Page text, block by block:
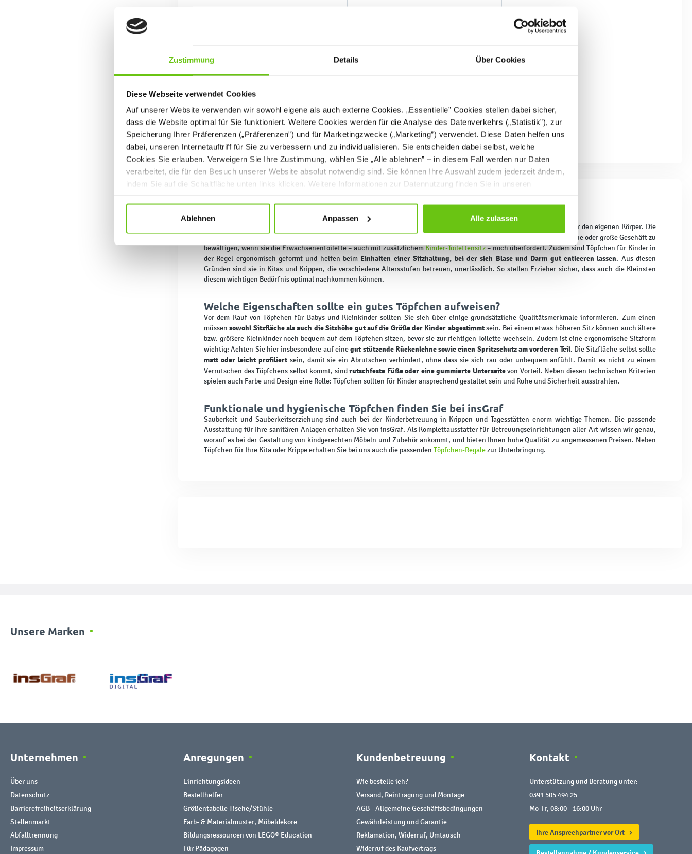
Zustimmung Details Über Cookies
Diese Webseite verwendet Cookies
Auf unserer Website verwenden wir sowohl eigene als auch externe Cookies. „Essentielle” Cookies stellen dabei sicher,
dass die Website optimal für Sie funktioniert. Weitere Cookies werden für die Analyse des Datenverkehrs („Statistik”), zur
Speicherung Ihrer Präferenzen („Präferenzen”) und für Marketingzwecke („Marketing”) verwendet. Diese Daten helfen uns
dabei, unseren Internetauftriff für Sie zu verbessern und zu individualisieren. Sie entscheiden dabei selbst, welche
Cookies Sie erlauben. Verweigern Sie Ihre Zustimmung, wählen Sie „Alle ablehnen” – in diesem Fall werden nur Daten
verarbeitet, die für den Besuch unserer Website absolut notwendig sind. Sie können Ihre Auswahl zudem jederzeit ändern,
indem Sie auf die Schaltfläche unten links klicken. Weitere Informationen zur Datennutzung finden Sie in unseren
Datenschutzrichtlinien.
Ablehnen Anpassen Alle zulassen
Jedes Bad für kleine Kinder braucht ein Töpfchen
Nach Windeln und Trainingshosen ist das Töpfchen der nächste Schritt in Richtung Selbstständigkeit und Kontrolle über den eigenen Körper. Die
und helfen ihnen dabei, das kleine oder große Geschäft zu
bewältigen, wenn sie die Erwachsenentoilette – auch mit zusätzlichemKinder-Toilettensitz– noch überfordert. Zudem sind Töpfchen für Kinder in
der Regel ergonomisch geformt und helfen beim Einhalten einer Sitzhaltung, bei der sich Blase und Darm gut entleeren lassen. Aus diesen
Gründen sind sie in Kitas und Krippen, die verschiedene Altersstufen betreuen, unerlässlich. So stellen Erzieher sicher, dass auch die Kleinsten
diesem wichtigen Bedürfnis optimal nachkommen können.
Welche Eigenschaften sollte ein gutes Töpfchen aufweisen?
Vor dem Kauf von Töpfchen für Babys und Kleinkinder sollten Sie sich über einige grundsätzliche Qualitätsmerkmale informieren. Zum einen
müssensowohl Sitzfläche als auch die Sitzhöhe gut auf die Größe der Kinder abgestimmtsein. Bei einem etwas höheren Sitz können auch ältere
bzw. größere Kleinkinder noch bequem auf dem Töpfchen sitzen, bevor sie zur richtigen Toilette wechseln. Zudem ist eine ergonomische Sitzform
wichtig: Achten Sie hier insbesondere auf einegut stützende Rückenlehne sowie einen Spritzschutz am vorderen Teil. Die Sitzfläche selbst sollte
matt oder leicht profiliert sein, damit sie ein Abrutschen verhindert, ohne dass sie sich rau oder unbequem anfühlt. Damit es nicht zu einem
Verrutschen des Töpfchens selbst kommt, sindrutschfeste Füße oder eine gummierte Unterseitevon Vorteil. Neben diesen technischen Kriterien
spielen auch Farbe und Design eine Rolle: Töpfchen sollten für Kinder ansprechend gestaltet sein und Ruhe und Sicherheit ausstrahlen.
Funktionale und hygienische Töpfchen finden Sie bei insGraf
Sauberkeit und Sauberkeitserziehung sind auch bei der Kinderbetreuung in Krippen und Tagesstätten enorm wichtige Themen. Die passende
Ausstattung für Ihre sanitären Anlagen erhalten Sie von insGraf. Als Komplettausstatter für Betreuungseinrichtungen aller Art wissen wir genau,
worauf es bei der Gestaltung von kindgerechten Möbeln und Zubehör ankommt, und bieten Ihnen hohe Qualität zu angemessenen Preisen. Neben
Töpfchen für Ihre Kita oder Krippe erhalten Sie bei uns auch die passenden Töpfchen-Regalezur Unterbringung.
Unsere Marken
Unternehmen
Über uns
Datenschutz
Barrierefreiheitserklärung
Stellenmarkt
Abfalltrennung
Impressum
Anregungen
Einrichtungsideen
Bestellhelfer
Größentabelle Tische/Stühle
Farb- & Materialmuster, Möbeldekore
Bildungsressourcen von LEGO® Education
Für Pädagogen
Kundenbetreuung
Wie bestelle ich?
Versand, Reintragung und Montage
AGB - Allgemeine Geschäftsbedingungen
Gewährleistung und Garantie
Reklamation, Widerruf, Umtausch
Widerruf des Kaufvertrags
Kontakt
Unterstützung und Beratung unter:
0391 505 494 25
Mo-Fr, 08:00 - 16:00 Uhr
Ihre Ansprechpartner vor Ort